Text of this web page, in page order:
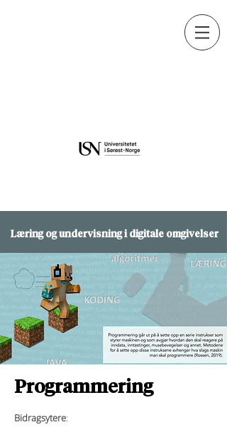
Læring og undervisning i digitale omgivelser
Programmering
Bidragsytere: